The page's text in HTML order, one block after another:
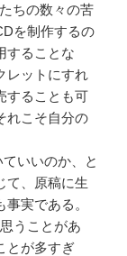
ちの数々の苦
を制作するの
することな
レットにすれ
することも可
れこそ自分の
いいのか、と
て、原稿に生
実である。
うことがあ
とが多すぎ